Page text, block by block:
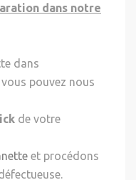
dans notre
dans
pouvez nous
de votre
et procédons